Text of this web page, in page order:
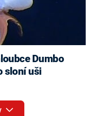
Dumbo
sloní uši